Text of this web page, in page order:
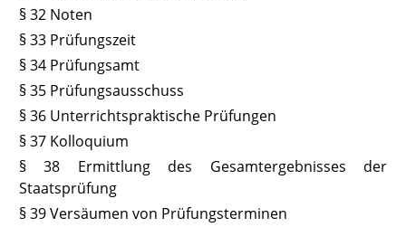
§ 32 Noten
§ 33 Prüfungszeit
§ 34 Prüfungsamt
§ 35 Prüfungsausschuss
§ 36 Unterrichtspraktische Prüfungen
§ 37 Kolloquium
§ 38 Ermittlung des Gesamtergebnisses der
Staatsprüfung
§ 39 Versäumen von Prüfungsterminen